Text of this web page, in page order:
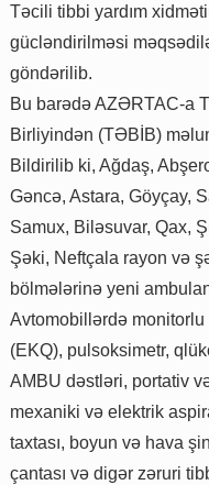
Təcili tibbi yardım
gücləndirilməsi
göndərilib.
Bu barədə AZƏRTAC-a
Birliyindən (TƏBİB)
Bildirilib ki, Ağdaş,
Gəncə, Astara, Göyçay,
Samux, Biləsuvar, Qax,
Şəki, Neftçala rayon və
bölmələrinə yeni
Avtomobillərdə
(EKQ), pulsoksimetr,
AMBU dəstləri, portativ
mexaniki və elektrik
taxtası, boyun və hava
çantası və digər zəruri